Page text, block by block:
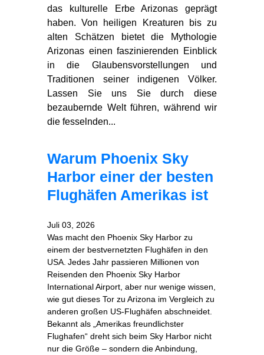
das kulturelle Erbe Arizonas geprägt
haben. Von heiligen Kreaturen bis zu
alten Schätzen bietet die Mythologie
Arizonas einen faszinierenden Einblick
in die Glaubensvorstellungen und
Traditionen seiner indigenen Völker.
Lassen Sie uns Sie durch diese
bezaubernde Welt führen, während wir
die fesselnden...
Warum Phoenix Sky
Harbor einer der besten
Flughäfen Amerikas ist
Juli 03, 2026
Was macht den Phoenix Sky Harbor zu
einem der bestvernetzten Flughäfen in den
USA. Jedes Jahr passieren Millionen von
Reisenden den Phoenix Sky Harbor
International Airport, aber nur wenige wissen,
wie gut dieses Tor zu Arizona im Vergleich zu
anderen großen US‑Flughäfen abschneidet.
Bekannt als „Amerikas freundlichster
Flughafen“ dreht sich beim Sky Harbor nicht
nur die Größe – sondern die Anbindung,